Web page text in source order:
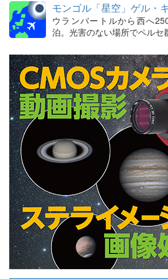
モンゴル「星空」ゲル・
ウランバートルから西へ
泊。光害のない場所でペルセ